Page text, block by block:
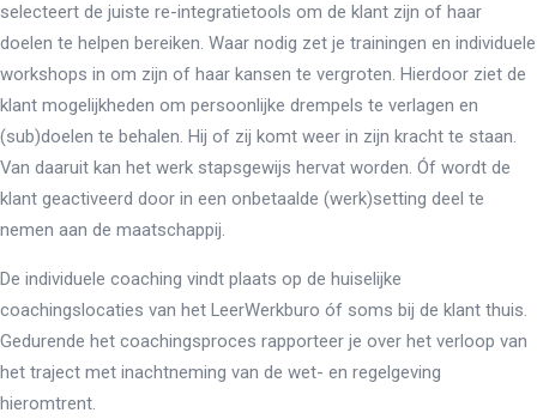
selecteert de juiste re-integratietools om de klant zijn of haar
doelen te helpen bereiken. Waar nodig zet je trainingen en individuele
workshops in om zijn of haar kansen te vergroten. Hierdoor ziet de
klant mogelijkheden om persoonlijke drempels te verlagen en
(sub)doelen te behalen. Hij of zij komt weer in zijn kracht te staan.
Van daaruit kan het werk stapsgewijs hervat worden. Óf wordt de
klant geactiveerd door in een onbetaalde (werk)setting deel te
nemen aan de maatschappij.
De individuele coaching vindt plaats op de huiselijke
coachingslocaties van het LeerWerkburo óf soms bij de klant thuis.
Gedurende het coachingsproces rapporteer je over het verloop van
het traject met inachtneming van de wet- en regelgeving
hieromtrent.